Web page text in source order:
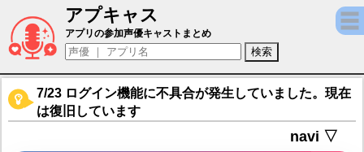
アプキャス
ビニティ（声優：岡田恵)【Exos Heroes (エ
アプリの参加声優キャストまとめ
7/23 ログイン機能に不具合が発生していました。現在
は復旧しています
navi ▽